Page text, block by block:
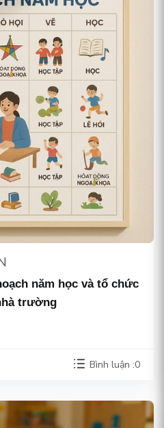
năm học và tổ chức
trường
Bình luận :0